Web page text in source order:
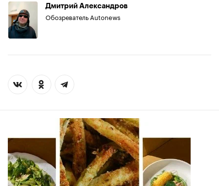
Дмитрий Александров
Обозреватель Autonews